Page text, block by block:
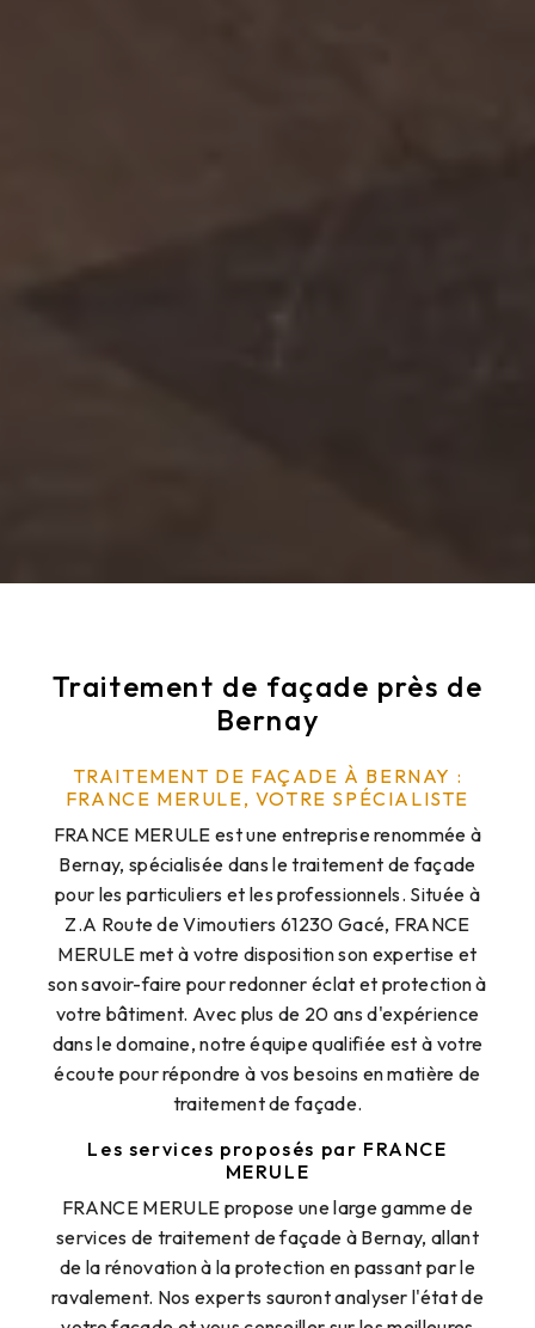
Traitement de façade près de
Bernay
TRAITEMENT DE FAÇADE À BERNAY :
FRANCE MERULE, VOTRE SPÉCIALISTE
FRANCE MERULE est une entreprise renommée à
Bernay, spécialisée dans le traitement de façade
pour les particuliers et les professionnels. Située à
Z.A Route de Vimoutiers 61230 Gacé, FRANCE
MERULE met à votre disposition son expertise et
son savoir-faire pour redonner éclat et protection à
votre bâtiment. Avec plus de 20 ans d'expérience
dans le domaine, notre équipe qualifiée est à votre
écoute pour répondre à vos besoins en matière de
traitement de façade.
Les services proposés par FRANCE
MERULE
FRANCE MERULE propose une large gamme de
services de traitement de façade à Bernay, allant
de la rénovation à la protection en passant par le
ravalement. Nos experts sauront analyser l'état de